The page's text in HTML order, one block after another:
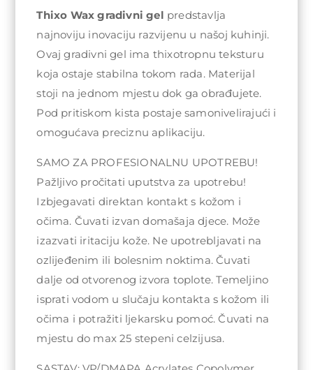
74,00KM
Thixo Wax gradivni gel predstavlja
najnoviju inovaciju razvijenu u našoj kuhinji.
Ovaj gradivni gel ima thixotropnu teksturu
koja ostaje stabilna tokom rada. Materijal
stoji na jednom mjestu dok ga obrađujete.
Pod pritiskom kista postaje samonivelirajući i
omogućava preciznu aplikaciju.
SAMO ZA PROFESIONALNU UPOTREBU!
Pažljivo pročitati uputstva za upotrebu!
Izbjegavati direktan kontakt s kožom i
očima. Čuvati izvan domašaja djece. Može
izazvati iritaciju kože. Ne upotrebljavati na
ozlijeđenim ili bolesnim noktima. Čuvati
dalje od otvorenog izvora toplote. Temeljino
isprati vodom u slučaju kontakta s kožom ili
očima i potražiti ljekarsku pomoć. Čuvati na
mjestu do max 25 stepeni celzijusa.